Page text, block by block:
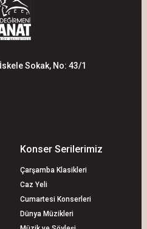
Sokak, No: 43/1
Konser Serilerimiz
Çarşamba Klasikleri
Caz Yeli
Cumartesi Konserleri
Dünya Müzikleri